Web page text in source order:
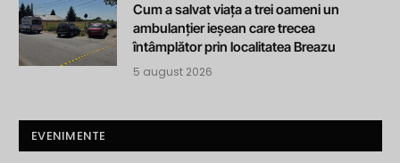
Cum a salvat viața a trei oameni un
ambulanțier ieșean care trecea
întâmplător prin localitatea Breazu
5 august 2026
EVENIMENTE